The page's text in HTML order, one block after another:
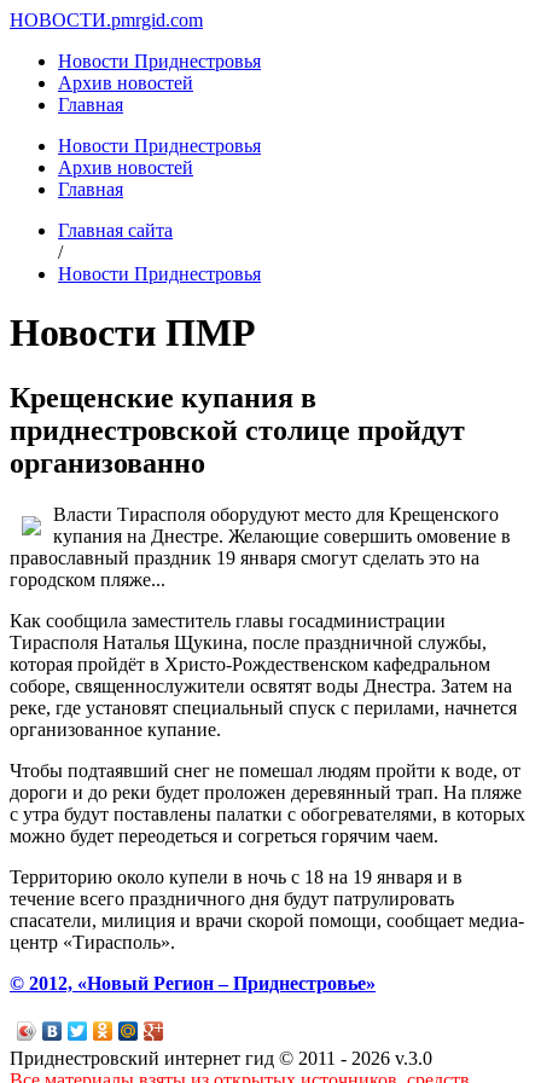
НОВОСТИ.pmrgid.com
Новости Приднестровья
Архив новостей
Главная
Новости Приднестровья
Архив новостей
Главная
Главная сайта
/
Новости Приднестровья
Новости ПМР
Крещенские купания в
приднестровской столице пройдут
организованно
Власти Тирасполя оборудуют место для Крещенского
купания на Днестре. Желающие совершить омовение в
православный праздник 19 января смогут сделать это на
городском пляже...
Как сообщила заместитель главы госадминистрации
Тирасполя Наталья Щукина, после праздничной службы,
которая пройдёт в Христо-Рождественском кафедральном
соборе, священнослужители освятят воды Днестра. Затем на
реке, где установят специальный спуск с перилами, начнется
организованное купание.
Чтобы подтаявший снег не помешал людям пройти к воде, от
дороги и до реки будет проложен деревянный трап. На пляже
с утра будут поставлены палатки с обогревателями, в которых
можно будет переодеться и согреться горячим чаем.
Территорию около купели в ночь с 18 на 19 января и в
течение всего праздничного дня будут патрулировать
спасатели, милиция и врачи скорой помощи, сообщает медиа-
центр «Тирасполь».
© 2012, «Новый Регион – Приднестровье»
Приднестровский интернет гид © 2011 - 2026 v.3.0